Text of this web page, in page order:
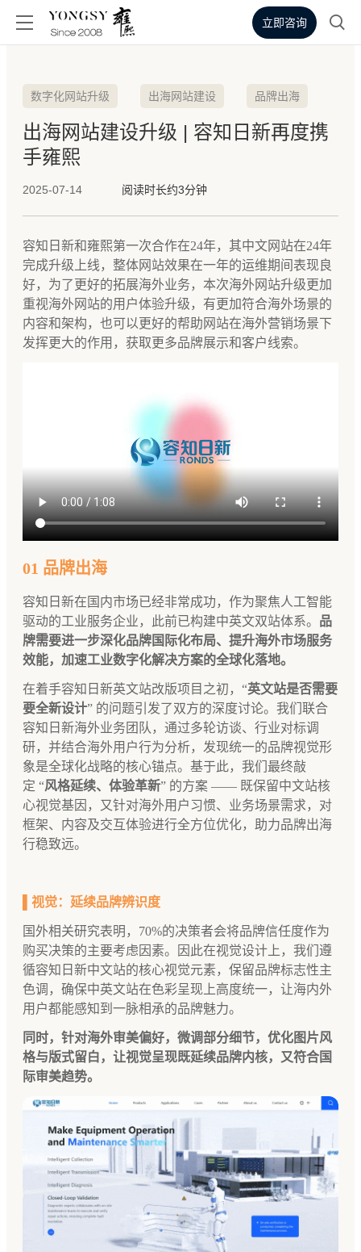
立即咨询
数字化网站升级 出海网站建设 品牌出海
出海网站建设升级 | 容知日新再度携
手雍熙
2025-07-14 阅读时长约3分钟
容知日新和雍熙第一次合作在24年，其中文网站在24年
完成升级上线，整体网站效果在一年的运维期间表现良
好，为了更好的拓展海外业务，本次海外网站升级更加
重视海外网站的用户体验升级，有更加符合海外场景的
内容和架构，也可以更好的帮助网站在海外营销场景下
发挥更大的作用，获取更多品牌展示和客户线索。
01 品牌出海
容知日新在国内市场已经非常成功，作为聚焦人工智能
驱动的工业服务企业，此前已构建中英文双站体系。 品
牌需要进一步深化品牌国际化布局、提升海外市场服务
效能，加速工业数字化解决方案的全球化落地。
在着手容知日新英文站改版项目之初，“英文站是否需要
要全新设计” 的问题引发了双方的深度讨论。我们联合
容知日新海外业务团队，通过多轮访谈、行业对标调
研，并结合海外用户行为分析，发现统一的品牌视觉形
象是全球化战略的核心锚点。基于此，我们最终敲
定 “风格延续、体验革新” 的方案 —— 既保留中文站核
心视觉基因，又针对海外用户习惯、业务场景需求，对
框架、内容及交互体验进行全方位优化，助力品牌出海
行稳致远。
▌视觉：延续品牌辨识度
国外相关研究表明，70%的决策者会将品牌信任度作为
购买决策的主要考虑因素。因此在视觉设计上，我们遵
循容知日新中文站的核心视觉元素，保留品牌标志性主
色调，确保中英文站在色彩呈现上高度统一，让海内外
用户都能感知到一脉相承的品牌魅力。
同时，针对海外审美偏好，微调部分细节，优化图片风
格与版式留白，让视觉呈现既延续品牌内核，又符合国
际审美趋势。